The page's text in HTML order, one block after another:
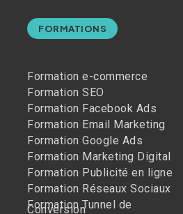
FORMATIONS
Formation e-commerce
Formation SEO
Formation Facebook Ads
Formation Email Marketing
Formation Google Ads
Formation Marketing Digital
Formation Publicité en ligne
Formation Réseaux Sociaux
Formation Tunnel de
Conversion